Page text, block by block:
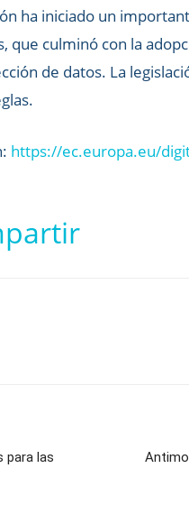
ha iniciado un
que culminó con la
de datos. La
https://ec.europa.eu/
para las